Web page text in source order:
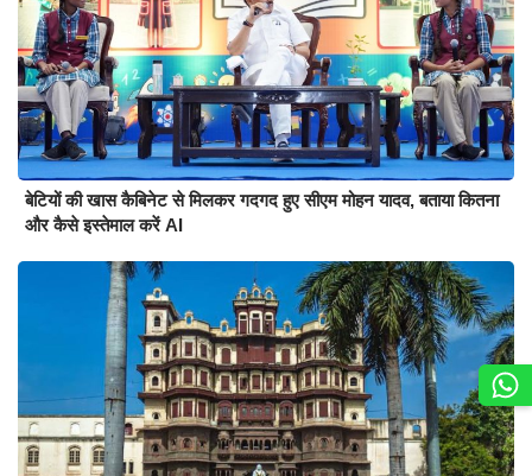
बेटियों की खास कैबिनेट से मिलकर गदगद हुए सीएम मोहन यादव, बताया कितना
और कैसे इस्तेमाल करें AI